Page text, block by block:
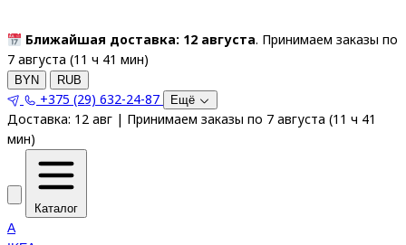
Ближайшая доставка: 12 августа. Принимаем заказы по
7 августа (11 ч 41 мин)
BYN RUB
+375 (29) 632-24-87 Ещё
Доставка: 12 авг | Принимаем заказы по 7 августа (11 ч 41
мин)
Каталог
A